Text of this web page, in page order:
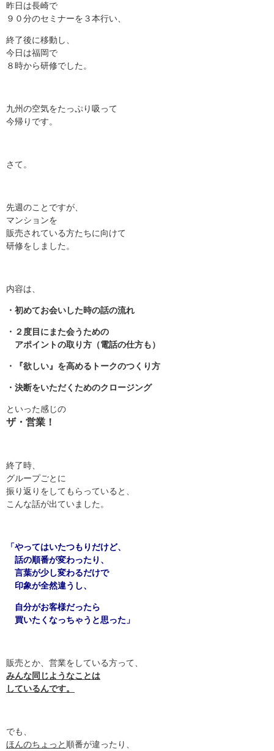
昨日は長崎で
９０分のセミナーを３本行い、
終了後に移動し、
今日は福岡で
８時から研修でした。
九州の空気をたっぷり吸って
今帰りです。
さて。
先週のことですが、
マンションを
販売されている方たちに向けて
研修をしました。
内容は、
・初めてお会いした時の話の流れ
・２度目にまた会うための
アポイントの取り方（電話の仕方も）
・『欲しい』を高めるトークのつくり方
・決断をいただくためのクロージング
といった感じの
ザ・営業！
終了時、
グループごとに
振り返りをしてもらっていると、
こんな話が出ていました。
「やってはいたつもりだけど、
話の順番が変わったり、
言葉が少し変わるだけで
印象が全然違うし、
自分がお客様だったら
買いたくなっちゃうと思った」
販売とか、営業をしている方って、
みんな同じようなことは
しているんです。
でも、
ほんのちょっと 順番が違ったり、